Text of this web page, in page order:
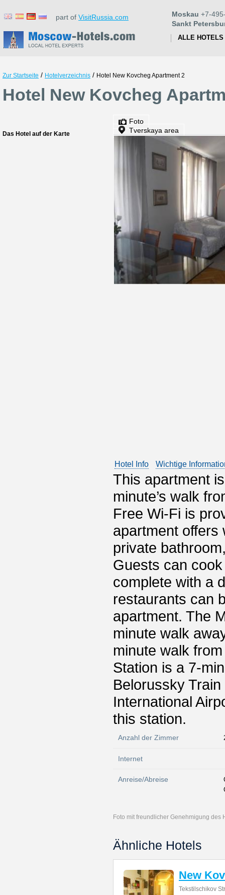
part of VisitRussia.com Moskau +7-
Sankt
ALLE HOTELS
Zur Startseite / Hotelverzeichnis / Hotel New Kovcheg Apartment 2
Hotel New Kovcheg
Das Hotel auf der Karte
Foto
Tverskaya area
Hotel Info Wichtige
This apartment
minute’s walk
Free Wi-Fi is
apartment offers
private
Guests can
complete with a
restaurants can
apartment. The
minute walk
minute walk
Station is a 7-
Belorussky
International
this station.
Anzahl der Zimmer
Internet
Anreise/Abreise
Foto mit freundlicher Genehmigung des
Ähnliche Hotels
New
Tekstilschikov